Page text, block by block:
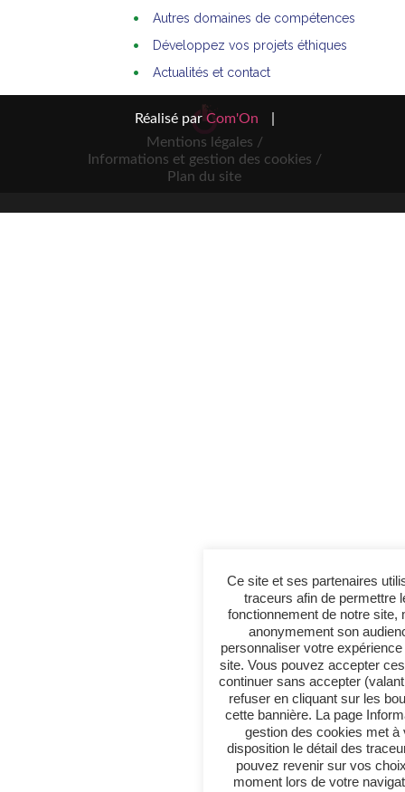
Autres domaines de compétences
Développez vos projets éthiques
Actualités et contact
Réalisé parCom'On
Mentions légales /
Informations et gestion des cookies /
Plan du site
Ce site et ses partenaires
traceurs afin de permettre
fonctionnement de notre site,
anonymement son
personnaliser votre
site. Vous pouvez accepter
continuer sans accepter
refuser en cliquant sur les
cette bannière. La page
gestion des cookies met à
disposition le détail des
pouvez revenir sur vos
moment lors de votre